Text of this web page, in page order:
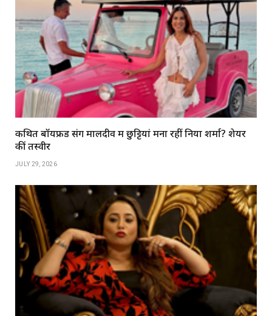
कथित बॉयफ्रेंड संग मालदीव में छुट्टियां मना रहीं निया शर्मा? शेयर
कीं तस्वीरें
JULY 29, 2026